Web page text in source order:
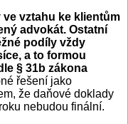
vztahu ke klientům
advokát. Ostatní
podíly vždy
a to formou
§ 31b zákona
řešení jako
že daňové doklady
nebudou finální.